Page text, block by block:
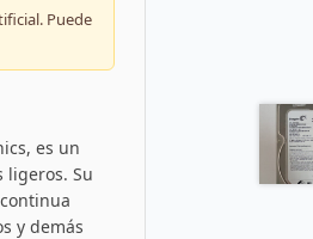
Puede
es un
ligeros. Su
y demás